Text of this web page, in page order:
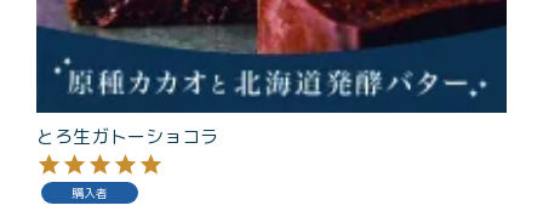
とろ生ガトーショコラ
購入者